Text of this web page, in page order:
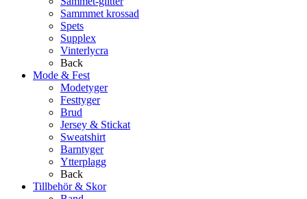
Sammmet krossad
Spets
Supplex
Vinterlycra
Back
Mode & Fest
Modetyger
Festtyger
Brud
Jersey & Stickat
Sweatshirt
Barntyger
Ytterplagg
Back
Tillbehör & Skor